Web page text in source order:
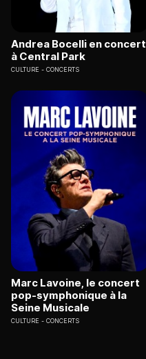
Andrea Bocelli en concert
à Central Park
CULTURE CONCERTS
Marc Lavoine, le concert
pop-symphonique à la
Seine Musicale
CULTURE CONCERTS